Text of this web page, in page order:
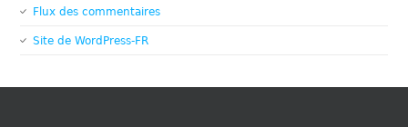
Flux des commentaires
Site de WordPress-FR